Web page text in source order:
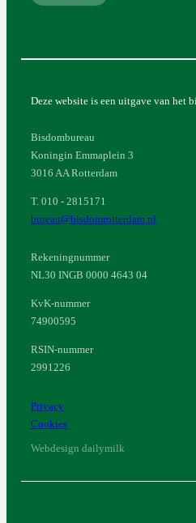
Deze website is een uitgave van het
Bisdombureau
Koningin Emmaplein 3
3016 AA Rotterdam
T. 010 - 2815171
bureau@bisdomrotterdam.nl
Rekeningnummer
NL30 INGB 0000 4643 04
KvK-nummer
74900595
RSIN-nummer
2991226
Privacy
Cookies
Webdesign dailymilk